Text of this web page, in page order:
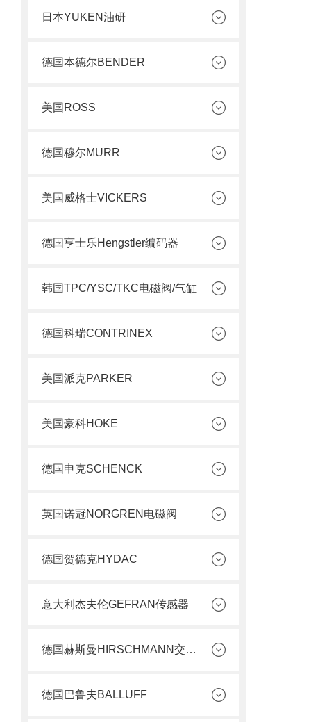
日本YUKEN油研
德国本德尔BENDER
美国ROSS
德国穆尔MURR
美国威格士VICKERS
德国亨士乐Hengstler编码器
韩国TPC/YSC/TKC电磁阀/气缸
德国科瑞CONTRINEX
美国派克PARKER
美国豪科HOKE
德国申克SCHENCK
英国诺冠NORGREN电磁阀
德国贺德克HYDAC
意大利杰夫伦GEFRAN传感器
德国赫斯曼HIRSCHMANN交换机
德国巴鲁夫BALLUFF